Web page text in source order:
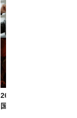
26年8月公開予定 新作
国俳優 期待度アンケー